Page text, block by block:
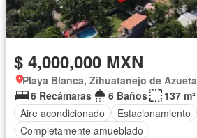
$ 4,000,000 MXN
Playa Blanca, Zihuatanejo de Azueta
6 Recámaras
6 Baños
137 m²
Aire acondicionado
Estacionamiento
Completamente amueblado